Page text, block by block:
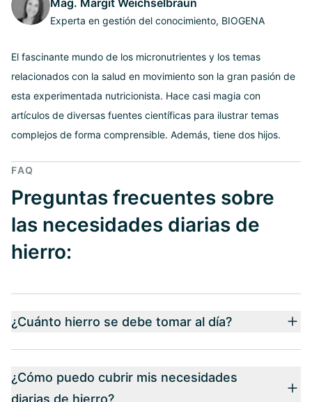
Experta en gestión del conocimiento, BIOGENA
El fascinante mundo de los micronutrientes y los temas
relacionados con la salud en movimiento son la gran pasión de
esta experimentada nutricionista. Hace casi magia con
artículos de diversas fuentes científicas para ilustrar temas
complejos de forma comprensible. Además, tiene dos hijos.
FAQ
Preguntas frecuentes sobre
las necesidades diarias de
hierro:
¿Cuánto hierro se debe tomar al día?
¿Cómo puedo cubrir mis necesidades
diarias de hierro?